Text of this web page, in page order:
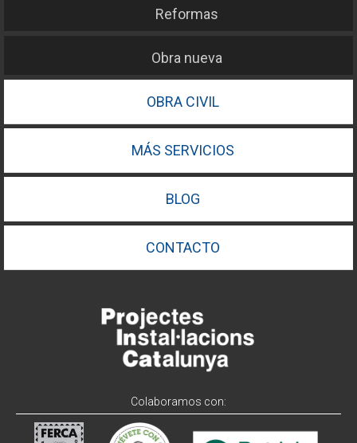
Reformas
Obra nueva
OBRA CIVIL
MÁS SERVICIOS
BLOG
CONTACTO
Colaboramos con: